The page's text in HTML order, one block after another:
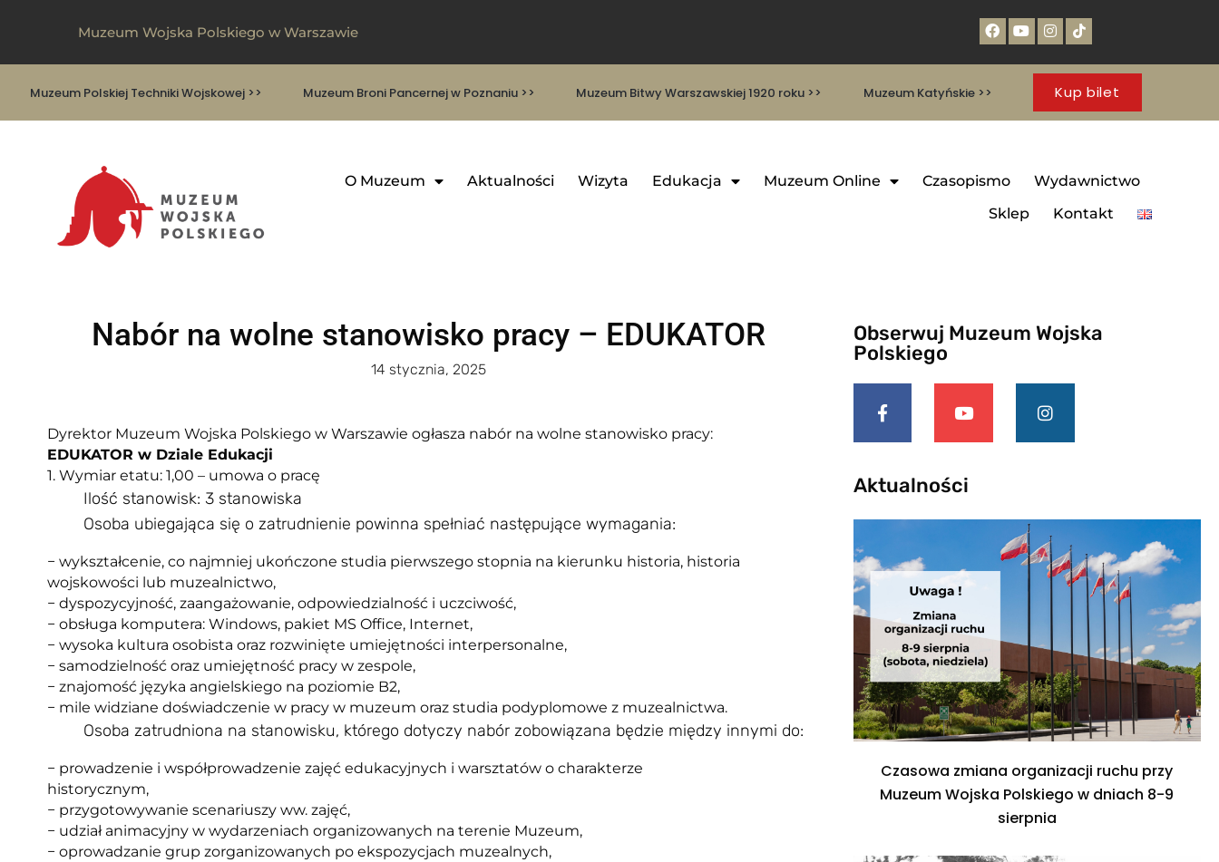
Muzeum Wojska Polskiego w Warszawie
Muzeum Polskiej Techniki Wojskowej >> Muzeum Broni Pancernej w Poznaniu >> Muzeum Bitwy Warszawskiej 1920 roku >> Muzeum Katyńskie >> Kup bilet
O Muzeum Aktualności Wizyta Edukacja Muzeum Online Czasopismo
Wydawnictwo
Sklep
Kontakt
Nabór na wolne stanowisko pracy – EDUKATOR
14 stycznia, 2025
Dyrektor Muzeum Wojska Polskiego w Warszawie ogłasza nabór na wolne stanowisko pracy:
EDUKATOR w Dziale Edukacji
1. Wymiar etatu: 1,00 – umowa o pracę
Ilość stanowisk: 3 stanowiska
Osoba ubiegająca się o zatrudnienie powinna spełniać następujące wymagania:
− wykształcenie, co najmniej ukończone studia pierwszego stopnia na kierunku historia, historia
wojskowości lub muzealnictwo,
− dyspozycyjność, zaangażowanie, odpowiedzialność i uczciwość,
− obsługa komputera: Windows, pakiet MS Office, Internet,
− wysoka kultura osobista oraz rozwinięte umiejętności interpersonalne,
− samodzielność oraz umiejętność pracy w zespole,
− znajomość języka angielskiego na poziomie B2,
− mile widziane doświadczenie w pracy w muzeum oraz studia podyplomowe z muzealnictwa.
Osoba zatrudniona na stanowisku, którego dotyczy nabór zobowiązana będzie między innymi do:
− prowadzenie i współprowadzenie zajęć edukacyjnych i warsztatów o charakterze
historycznym,
− przygotowywanie scenariuszy ww. zajęć,
− udział animacyjny w wydarzeniach organizowanych na terenie Muzeum,
− oprowadzanie grup zorganizowanych po ekspozycjach muzealnych,
Obserwuj Muzeum Wojska
Polskiego
Aktualności
Czasowa zmiana organizacji ruchu przy
Muzeum Wojska Polskiego w dniach 8-9
sierpnia